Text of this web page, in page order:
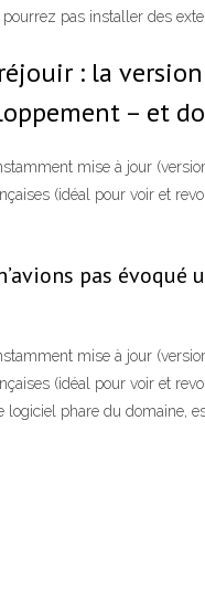
pas installer des
: la
– et
mise à jour
(idéal pour voir et
pas
mise à jour
(idéal pour voir et
phare du domaine,